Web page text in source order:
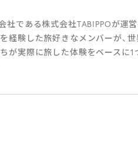
社である株式会社TABIPPOが運
経験した旅好きなメンバーが、
が実際に旅した体験をベースに